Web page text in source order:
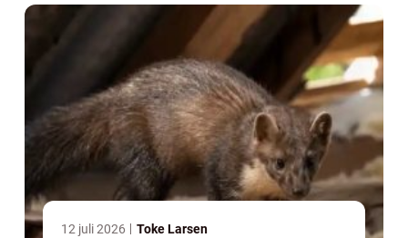
12 juli 2026 Toke Larsen